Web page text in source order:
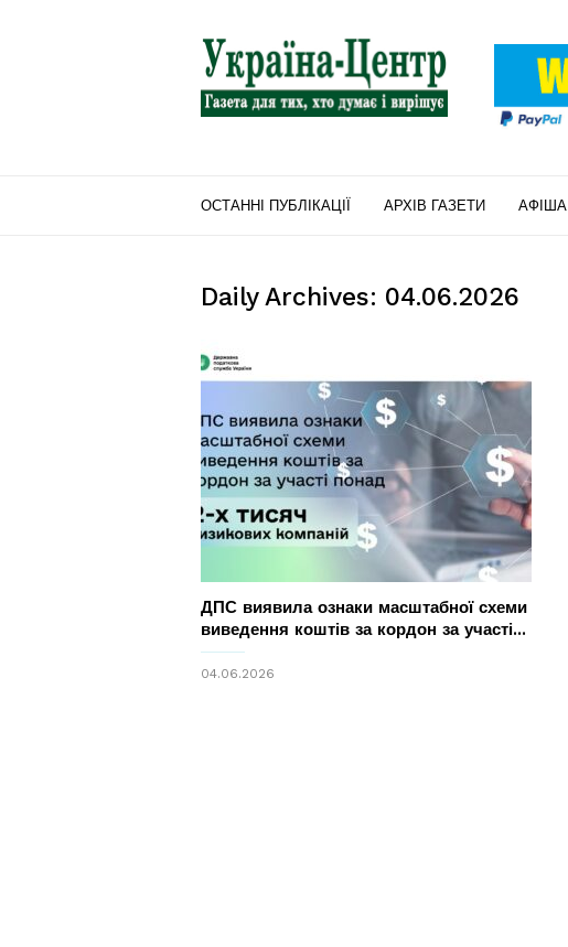
"Україна-
Центр"
ОСТАННІ ПУБЛІКАЦІЇ АРХІВ ГАЗЕТИ АФІША
Daily Archives: 04.06.2026
ДПС виявила ознаки масштабної схеми
виведення коштів за кордон за участі...
04.06.2026